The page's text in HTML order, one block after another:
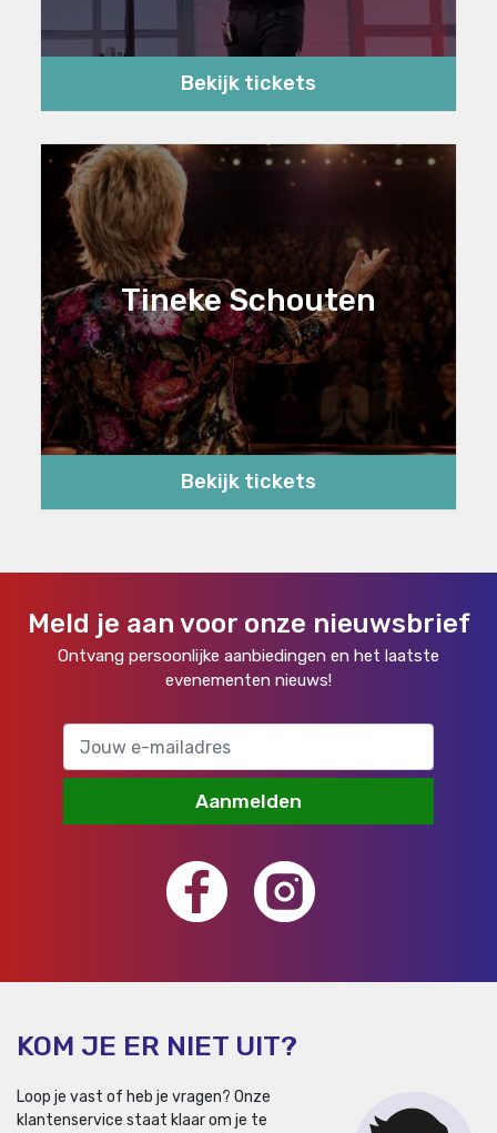
Bekijk tickets
Tineke Schouten
Bekijk tickets
Meld je aan voor onze nieuwsbrief
Ontvang persoonlijke aanbiedingen en het laatste
evenementen nieuws!
Aanmelden
KOM JE ER NIET UIT?
Loop je vast of heb je vragen? Onze
klantenservice staat klaar om je te